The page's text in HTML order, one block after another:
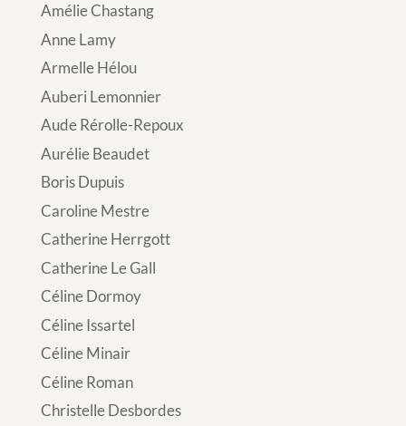
Amélie Chastang
Anne Lamy
Armelle Hélou
Auberi Lemonnier
Aude Rérolle-Repoux
Aurélie Beaudet
Boris Dupuis
Caroline Mestre
Catherine Herrgott
Catherine Le Gall
Céline Dormoy
Céline Issartel
Céline Minair
Céline Roman
Christelle Desbordes